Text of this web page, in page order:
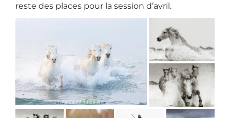
reste des places pour la session d’avril.